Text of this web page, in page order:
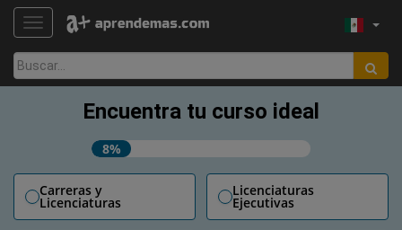
TOGGLE NAVIGATION
Buscar:
Encuentra tu curso ideal
8%
Carreras y
Licenciaturas
Licenciaturas
Ejecutivas